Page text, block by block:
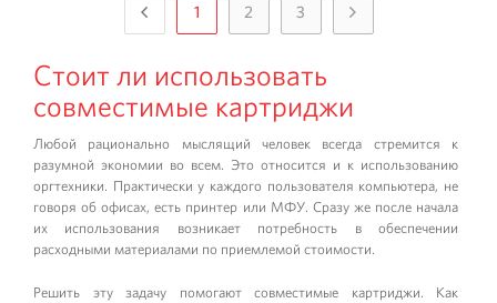
1 2 3
Стоит ли использовать
совместимые картриджи
Любой рационально мыслящий человек всегда стремится к
разумной экономии во всем. Это относится и к использованию
оргтехники. Практически у каждого пользователя компьютера, не
говоря об офисах, есть принтер или МФУ. Сразу же после начала
их использования возникает потребность в обеспечении
расходными материалами по приемлемой стоимости.
Решить эту задачу помогают совместимые картриджи. Как